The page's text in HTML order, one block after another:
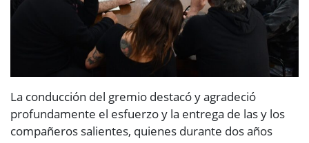
La conducción del gremio destacó y agradeció
profundamente el esfuerzo y la entrega de las y los
compañeros salientes, quienes durante dos años